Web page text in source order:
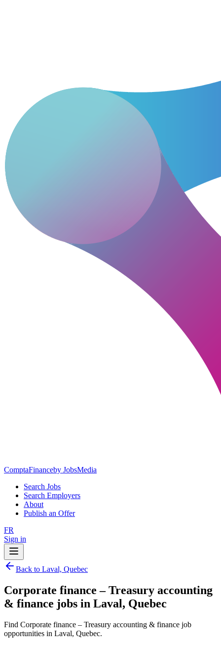
ComptaFinanceby JobsMedia
Search Jobs
Search Employers
About
Publish an Offer
FR
Sign in
Back to Laval, Quebec
Corporate finance – Treasury accounting
& finance jobs in Laval, Quebec
Find Corporate finance – Treasury accounting & finance job
opportunities in Laval, Quebec.